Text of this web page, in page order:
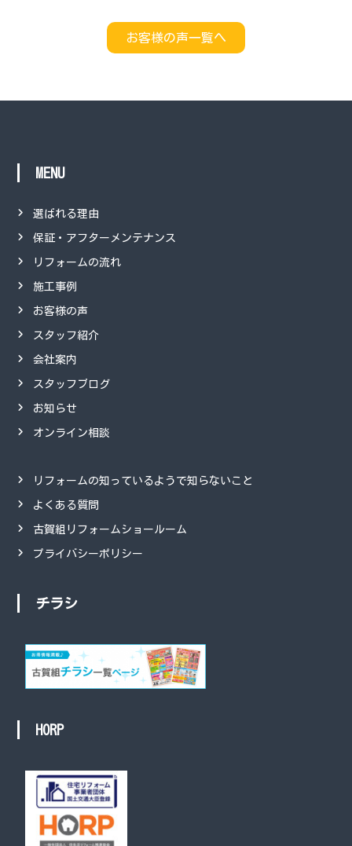
お客様の声一覧へ
MENU
選ばれる理由
保証・アフターメンテナンス
リフォームの流れ
施工事例
お客様の声
スタッフ紹介
会社案内
スタッフブログ
お知らせ
オンライン相談
リフォームの知っているようで知らないこと
よくある質問
古賀組リフォームショールーム
プライバシーポリシー
チラシ
HORP